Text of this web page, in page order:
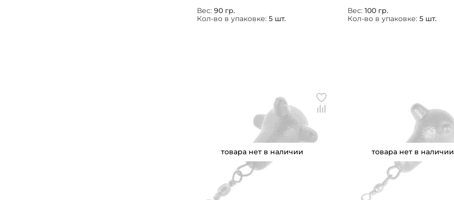
Вес: 90 гр.
Кол-во в упаковке: 5 шт.
Вес: 100 гр.
Кол-во в упаковке: 5 шт.
товара нет в наличии товара нет в наличии